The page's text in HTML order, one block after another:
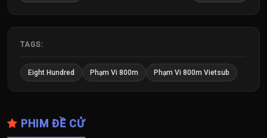
TAGS:
Eight Hundred Phạm Vi 800m Phạm Vi 800m Vietsub
PHIM ĐỀ CỬ